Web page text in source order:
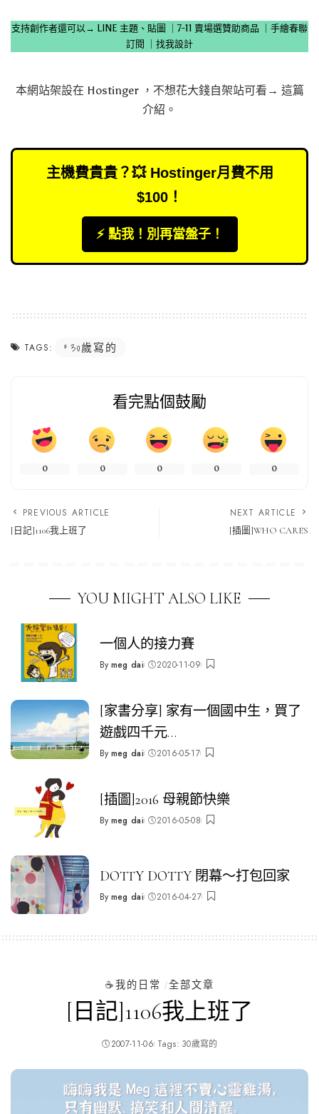
支持創作者還可以→ LINE 主題、貼圖 7-11 賣場選贊助商品
手繪春聯
訂閱
找我設計
本網站架設在 Hostinger，不想花大錢自架站可看→ 這篇
介紹 。
主機費貴貴？💥 Hostinger月費不用
$100！
⚡️ 點我！別再當盤子！
TAGS: 30歲寫的
看完點個鼓勵
0 0 0 0 0
PREVIOUS ARTICLE
[日記]1106我上班了
NEXT ARTICLE
[插圖]WHO CARES
YOU MIGHT ALSO LIKE
一個人的接力賽
Posted
By meg dai 2020-11-09
[家書分享] 家有一個國中生，買了
遊戲四千元…
Posted
By meg dai 2016-05-17
[插圖]2016 母親節快樂
Posted
By meg dai 2016-05-08
DOTTY DOTTY 閉幕～打包回家
Posted
By meg dai 2016-04-27
☕️我的日常 全部文章
[日記]1106我上班了
2007-11-06 Tags: 30歲寫的